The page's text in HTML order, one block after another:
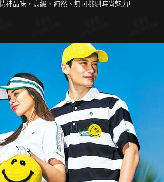
神品味，高級、純然、無可挑剔時尚魅力!